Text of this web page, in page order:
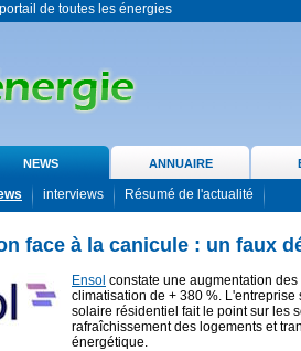
de toutes les énergies
NEWS ANNUAIRE
interviews Résumé de l'actualité
face à la canicule : un faux
Ensol constate une augmentation
climatisation de + 380 %. L'entreprise
solaire résidentiel fait le point sur les
rafraîchissement des logements et
énergétique.